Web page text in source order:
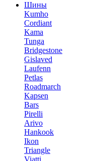
Шины
Kumho
Cordiant
Kama
Tunga
Bridgestone
Gislaved
Laufenn
Petlas
Roadmarch
Kapsen
Bars
Pirelli
Arivo
Hankook
Ikon
Triangle
Viatti